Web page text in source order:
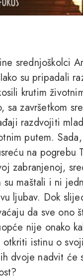
srednjoškolci
su pripadali
krutim
sa završetkom
razdvojiti
putem.
na
zabranjenoj,
su maštali i ni
ljubav. Dok
da sve ono
nije onako
otkriti istinu o
dvoje nadvit